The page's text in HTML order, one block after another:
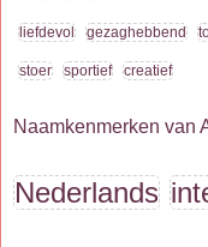
liefdevol gezaghebbend
stoer sportief creatief
Naamkenmerken van
Nederlands